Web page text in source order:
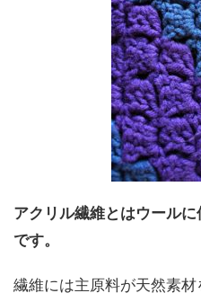
アクリル繊維とはウール
です。
繊維には主原料が天然素